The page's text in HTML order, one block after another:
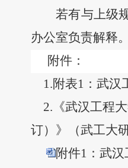
若有与上级
办公室负责解释
附件：
1.附表1 ：武汉
2. 《武汉工程
订）》（武工大
附件1：武